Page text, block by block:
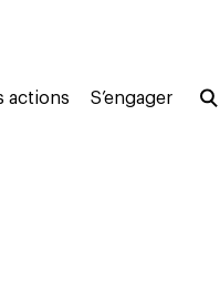
actions S’engager